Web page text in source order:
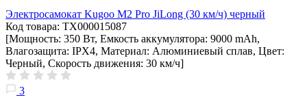
Электросамокат Kugoo M2 Pro JiLong (30 км/ч) черный
Код товара: ТХ000015087
[Мощность: 350 Вт, Емкость аккумулятора: 9000 mAh,
Влагозащита: IPX4, Материал: Алюминиевый сплав, Цвет:
Черный, Скорость движения: 30 км/ч]
3